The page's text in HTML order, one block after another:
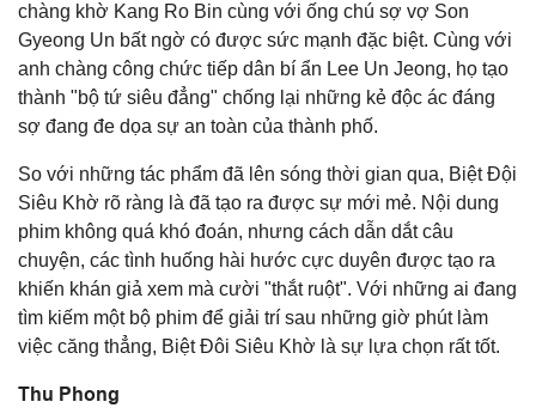
chàng khờ Kang Ro Bin cùng với ống chú sợ vợ Son
Gyeong Un bất ngờ có được sức mạnh đặc biệt. Cùng với
anh chàng công chức tiếp dân bí ẩn Lee Un Jeong, họ tạo
thành "bộ tứ siêu đẳng" chống lại những kẻ độc ác đáng
sợ đang đe dọa sự an toàn của thành phố.
So với những tác phẩm đã lên sóng thời gian qua, Biệt Đội
Siêu Khờ rõ ràng là đã tạo ra được sự mới mẻ. Nội dung
phim không quá khó đoán, nhưng cách dẫn dắt câu
chuyện, các tình huống hài hước cực duyên được tạo ra
khiến khán giả xem mà cười "thắt ruột". Với những ai đang
tìm kiếm một bộ phim để giải trí sau những giờ phút làm
việc căng thẳng, Biệt Đôi Siêu Khờ là sự lựa chọn rất tốt.
Thu Phong